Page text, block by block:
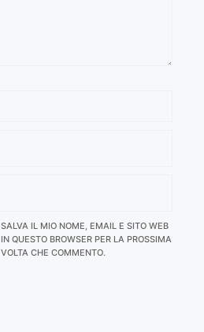
SALVA IL MIO NOME, EMAIL E SITO WEB
IN QUESTO BROWSER PER LA PROSSIMA
VOLTA CHE COMMENTO.